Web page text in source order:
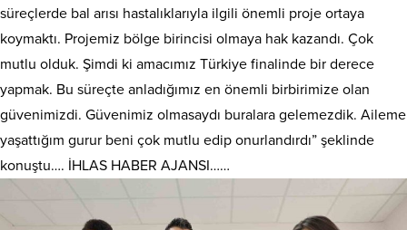
süreçlerde bal arısı hastalıklarıyla ilgili önemli proje ortaya
koymaktı. Projemiz bölge birincisi olmaya hak kazandı. Çok
mutlu olduk. Şimdi ki amacımız Türkiye finalinde bir derece
yapmak. Bu süreçte anladığımız en önemli birbirimize olan
güvenimizdi. Güvenimiz olmasaydı buralara gelemezdik. Aileme
yaşattığım gurur beni çok mutlu edip onurlandırdı” şeklinde
konuştu…. İHLAS HABER AJANSI……